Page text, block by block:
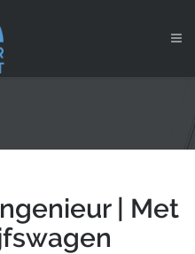
| Met